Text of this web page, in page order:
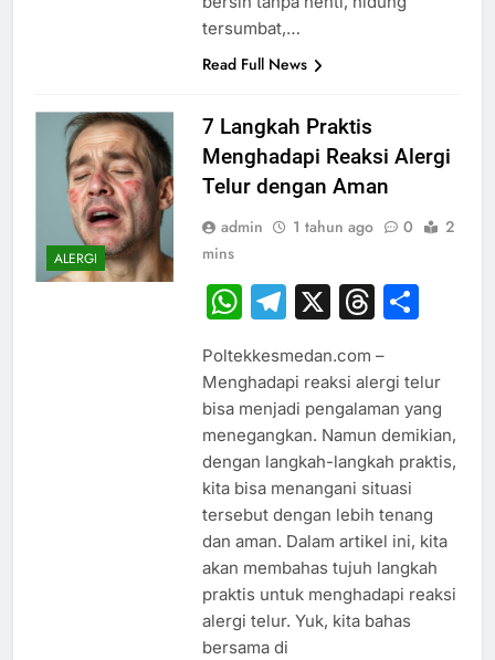
tersumbat,…
Read Full News
ALERGI
7 Langkah Praktis
Menghadapi Reaksi Alergi
Telur dengan Aman
admin 1 tahun ago 0
2
mins
WhatsApp
Telegram
X
Poltekkesmedan.com –
Menghadapi reaksi alergi telur
bisa menjadi pengalaman yang
menegangkan. Namun demikian,
dengan langkah-langkah praktis,
kita bisa menangani situasi
tersebut dengan lebih tenang
dan aman. Dalam artikel ini, kita
akan membahas tujuh langkah
praktis untuk menghadapi reaksi
alergi telur. Yuk, kita bahas
bersama di